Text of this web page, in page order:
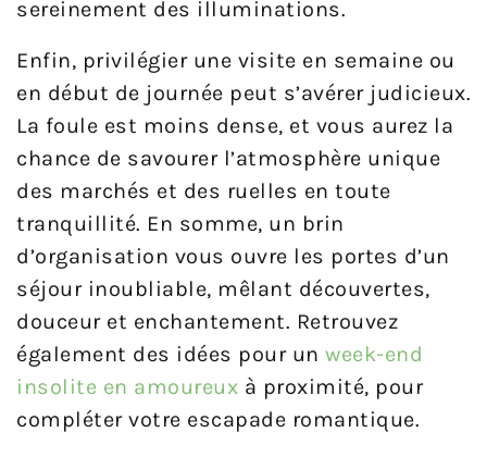
sereinement des illuminations.
Enfin, privilégier une visite en semaine ou
en début de journée peut s’avérer judicieux.
La foule est moins dense, et vous aurez la
chance de savourer l’atmosphère unique
des marchés et des ruelles en toute
tranquillité. En somme, un brin
d’organisation vous ouvre les portes d’un
séjour inoubliable, mêlant découvertes,
douceur et enchantement. Retrouvez
également des idées pour un week-end
insolite en amoureux à proximité, pour
compléter votre escapade romantique.